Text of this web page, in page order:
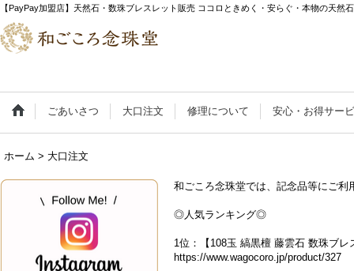
【PayPay加盟店】天然石・数珠ブレスレット販売 ココロときめく・安らぐ・本物の天
ごあいさつ 大口注文 修理について 安心・お得サー
ホーム > 大口注文
和ごころ念珠堂では、記念品等にご
◎人気ランキング◎
1位：【108玉 縞黒檀 藤雲石 数珠ブレ
https://www.wagocoro.jp/product/327